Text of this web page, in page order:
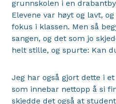
grunnskolen i en
Elevene var høyt og lavt,
fokus i klassen. Men så
sangen, og det som jo
helt stille, og spurte: Kan
Jeg har også gjort dette i
som innebar nettopp å si
skjedde det også at